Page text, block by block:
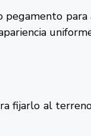
pegamento
fijarlo al